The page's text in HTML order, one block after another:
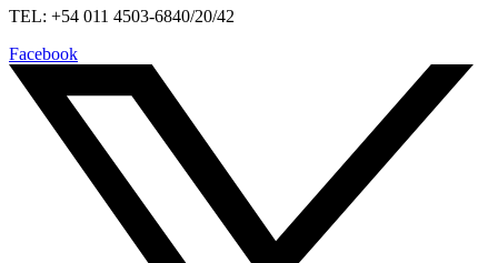
TEL: +54 011 4503-6840/20/42
Facebook